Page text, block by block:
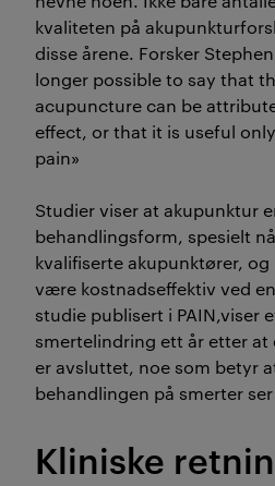
kvaliteten på
disse årene. Forsker
longer possible to say that
acupuncture can be
effect, or that it is useful
pain»
Studier viser at akupunktur
behandlingsform, spesielt
kvalifiserte akupunktører, og
være kostnadseffektiv ved
studie publisert i PAIN,viser
smertelindring ett år etter
er avsluttet, noe som betyr
behandlingen på smerter
Kliniske